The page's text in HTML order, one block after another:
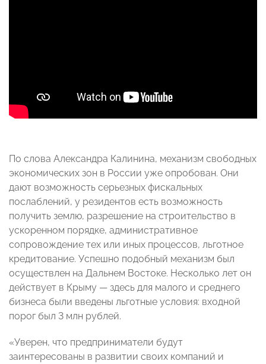
По слова Александра Калинина, механизм свободных
экономических зон в России уже опробован. Они
дают возможность серьезных фискальных
послаблений, у резидентов есть возможность
получить землю, разрешение на строительство в
ускоренном порядке, административное
сопровождение тех или иных процессов, льготное
кредитование. Успешно подобный механизм был
осуществлен на Дальнем Востоке. Несколько лет он
действует в Крыму — здесь для малого и среднего
бизнеса были введены льготные условия: входной
порог был 3 млн рублей.
«Уверен, что предприниматели будут
заинтересованы в развитии своих компаний и